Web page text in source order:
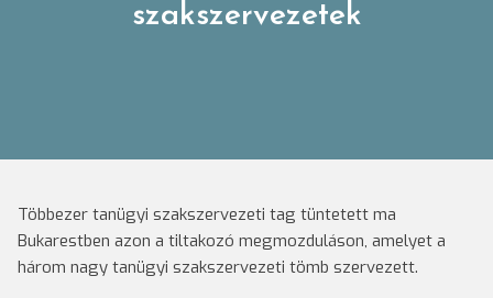
szakszervezetek
Többezer tanügyi szakszervezeti tag tüntetett ma
Bukarestben azon a tiltakozó megmozduláson, amelyet a
három nagy tanügyi szakszervezeti tömb szervezett.